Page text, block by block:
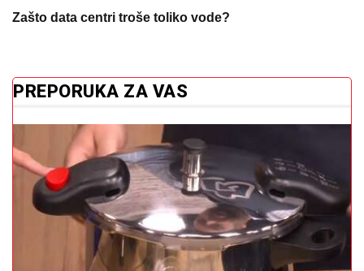
Zašto data centri troše toliko vode?
PREPORUKA ZA VAS